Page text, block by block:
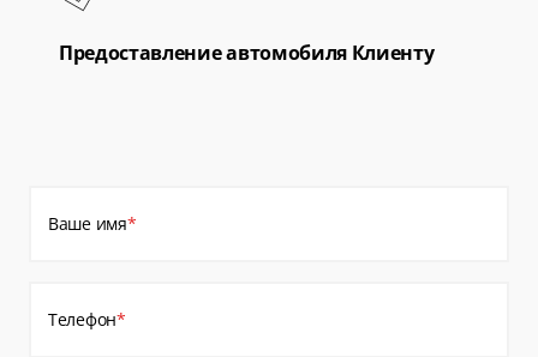
Предоставление автомобиля Клиенту
Ваше имя*
Телефон*